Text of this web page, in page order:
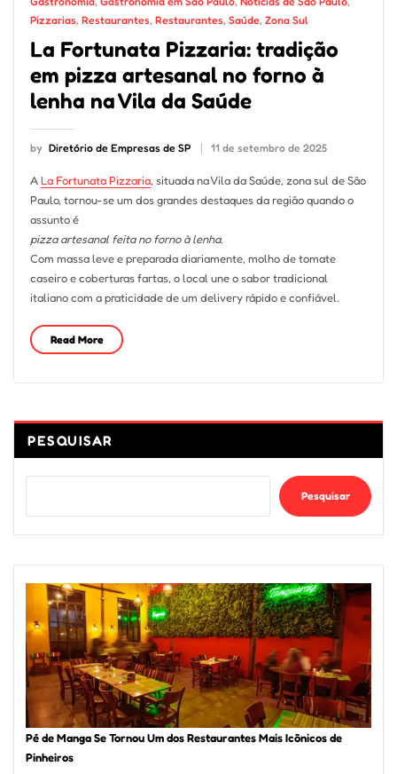
Pizzarias, Restaurantes, Restaurantes, Saúde, Zona Sul
La Fortunata Pizzaria: tradição
em pizza artesanal no forno à
lenha na Vila da Saúde
by Diretório de Empresas de SP 11 de setembro de 2025
ALa Fortunata Pizzaria, situada na Vila da Saúde, zona sul de São
Paulo, tornou-se um dos grandes destaques da região quando o
assunto é
pizza artesanal feita no forno à lenha.
Com massa leve e preparada diariamente, molho de tomate
caseiro e coberturas fartas, o local une o sabor tradicional
italiano com a praticidade de um delivery rápido e confiável.
Read More
PESQUISAR
Pesquisar
Pé de Manga Se Tornou Um dos Restaurantes Mais Icônicos de
Pinheiros